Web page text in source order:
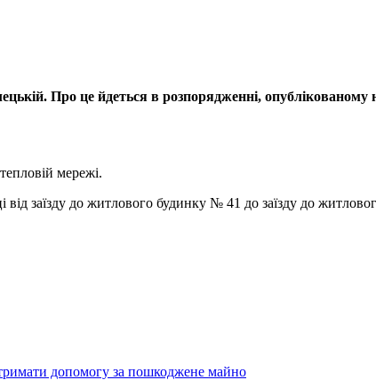
Про це йдеться в розпорядженні, опублікованому
мережі.
від заїзду до житлового будинку № 41 до заїзду до
допомогу за пошкоджене майно